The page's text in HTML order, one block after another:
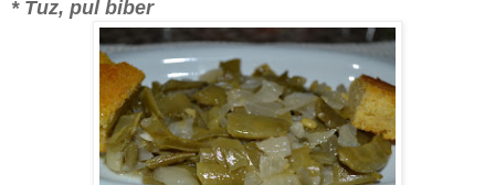
* Tuz, pul biber